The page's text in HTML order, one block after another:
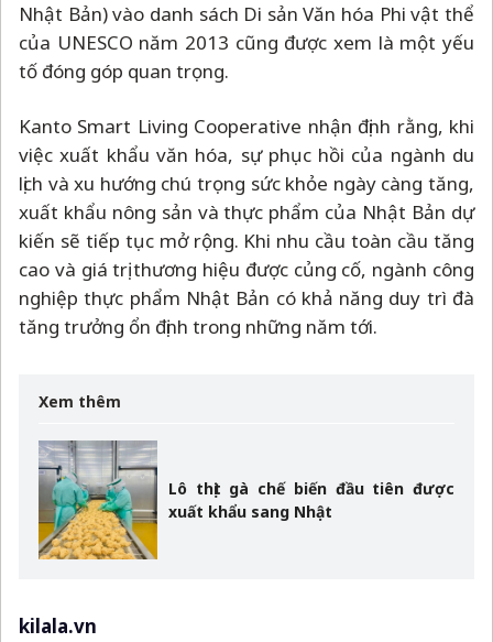
Nhật Bản) vào danh sách Di sản Văn hóa Phi vật thể
của UNESCO năm 2013 cũng được xem là một yếu
tố đóng góp quan trọng.
Kanto Smart Living Cooperative nhận định rằng, khi
việc xuất khẩu văn hóa, sự phục hồi của ngành du
lịch và xu hướng chú trọng sức khỏe ngày càng tăng,
xuất khẩu nông sản và thực phẩm của Nhật Bản dự
kiến ​​sẽ tiếp tục mở rộng. Khi nhu cầu toàn cầu tăng
cao và giá trị thương hiệu được củng cố, ngành công
nghiệp thực phẩm Nhật Bản có khả năng duy trì đà
tăng trưởng ổn định trong những năm tới.
Xem thêm
Lô thịt gà chế biến đầu tiên được
xuất khẩu sang Nhật
kilala.vn